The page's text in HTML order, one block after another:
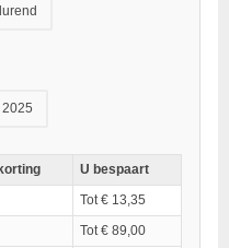
2025
U bespaart
Tot € 13,35
Tot € 89,00